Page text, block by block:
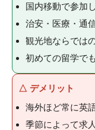
国内移動で参加
治安・医療・通
観光地ならでは
初めての留学で
△ デメリット
海外ほど常に英
季節によって求